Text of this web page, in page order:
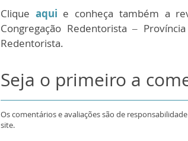
Clique aqui e conheça também a
Congregação Redentorista –
Redentorista.
Seja o primeiro a
Os comentários e avaliações são de
site.